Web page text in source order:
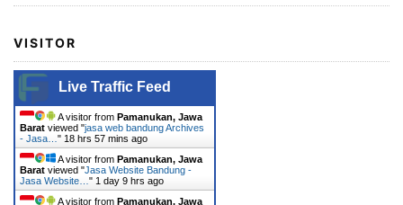
VISITOR
Live Traffic Feed
A visitor from Pamanukan, Jawa
Barat viewed "jasa web bandung Archives
- Jasa…" 18 hrs 57 mins ago
A visitor from Pamanukan, Jawa
Barat viewed "Jasa Website Bandung -
Jasa Website…" 1 day 9 hrs ago
A visitor from Pamanukan, Jawa